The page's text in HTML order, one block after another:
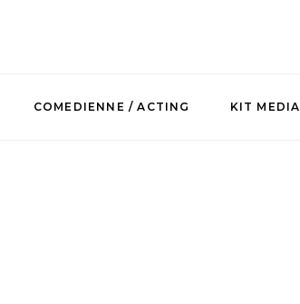
COMEDIENNE / ACTING KIT MEDIA